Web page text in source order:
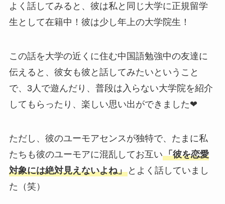
よく話してみると、彼は私と同じ大学に正規留学
生として在籍中！彼は少し年上の大学院生！
この話を大学の近くに住む中国語勉強中の友達に
伝えると、彼女も彼と話してみたいということ
で、3人で遊んだり、普段は入らない大学院を紹介
してもらったり、楽しい思い出ができました❤
ただし、彼のユーモアセンスが独特で、たまに私
たちも彼のユーモアに混乱してお互い「彼を恋愛
対象には絶対見えないよね」とよく話していまし
た（笑）